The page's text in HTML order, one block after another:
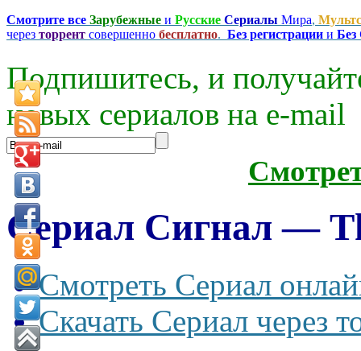
Смотрите все Зарубежные и Русские Сериалы Мира,
через торрент совершенно бесплатно. Без регистрации и
Подпишитесь, и
новых сериалов на e-mаil
Сериал Сигнал —
Смотреть Сериал
Скачать Сериал через